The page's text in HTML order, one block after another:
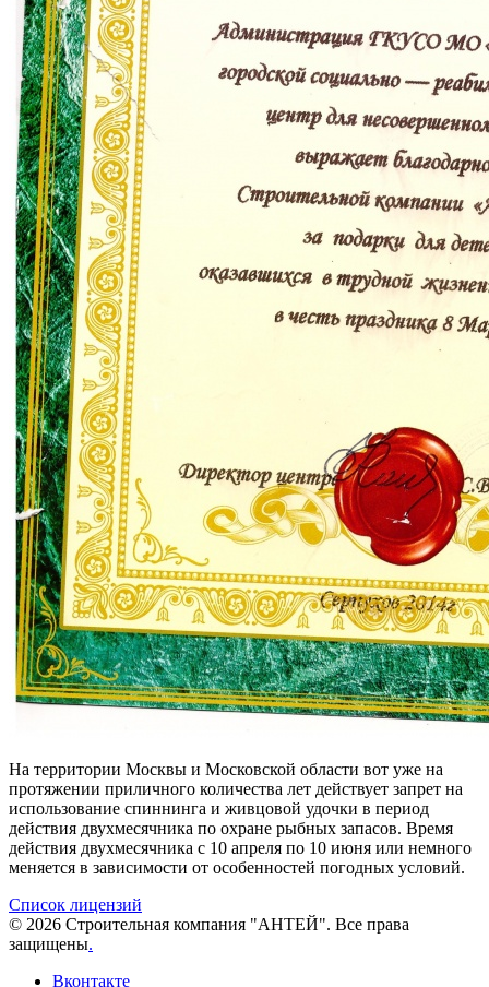
На территории Москвы и Московской области вот уже на
протяжении приличного количества лет действует запрет на
использование спиннинга и живцовой удочки в период
действия двухмесячника по охране рыбных запасов. Время
действия двухмесячника с 10 апреля по 10 июня или немного
меняется в зависимости от особенностей погодных условий.
Список лицензий
© 2026 Строительная компания "АНТЕЙ". Все права
защищены.
Вконтакте